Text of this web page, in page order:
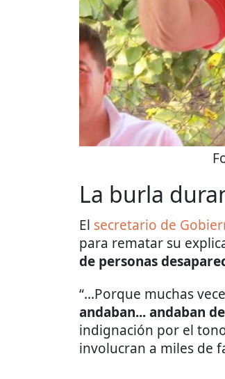
La burla
El secretario de
para rematar su
de personas
“...Porque muchas
andaban... andaban
indignación por el
involucran a miles de